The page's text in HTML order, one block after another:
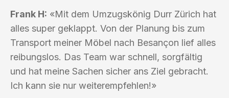
Frank H: «Mit dem Umzugskönig Durr Zürich hat
alles super geklappt. Von der Planung bis zum
Transport meiner Möbel nach Besançon lief alles
reibungslos. Das Team war schnell, sorgfältig
und hat meine Sachen sicher ans Ziel gebracht.
Ich kann sie nur weiterempfehlen!»